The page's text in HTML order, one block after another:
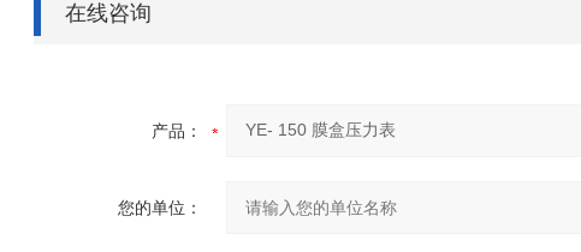
在线咨询
产品：
您的单位：